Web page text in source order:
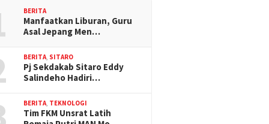
BERITA
Manfaatkan Liburan, Guru
Asal Jepang Men…
BERITA SITARO
Pj Sekdakab Sitaro Eddy
Salindeho Hadiri…
BERITA TEKNOLOGI
Tim FKM Unsrat Latih